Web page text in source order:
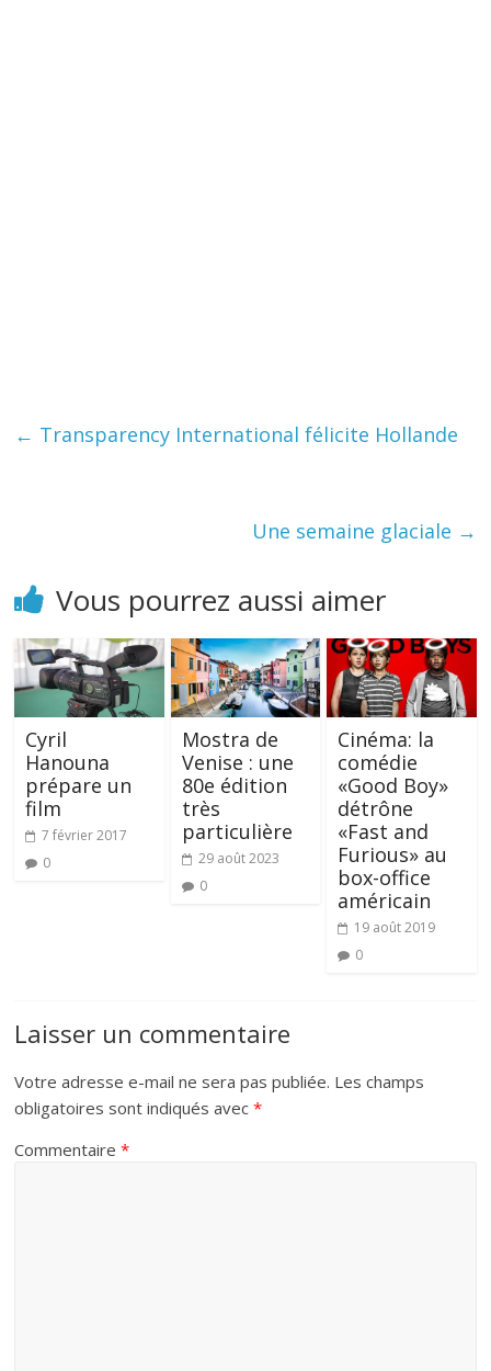
← Transparency International félicite Hollande
Une semaine glaciale →
Vous pourrez aussi aimer
Cyril
Hanouna
prépare un
film
7 février 2017
0
Mostra de
Venise : une
80e édition
très
particulière
29 août 2023
0
Cinéma: la
comédie
«Good Boy»
détrône
«Fast and
Furious» au
box-office
américain
19 août 2019
0
Laisser un commentaire
Votre adresse e-mail ne sera pas publiée. Les champs
obligatoires sont indiqués avec*
Commentaire*